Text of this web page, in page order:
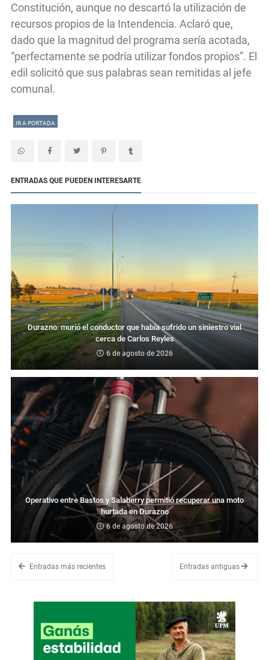
Constitución, aunque no descartó la utilización de
recursos propios de la Intendencia. Aclaró que,
dado que la magnitud del programa sería acotada,
“perfectamente se podría utilizar fondos propios”. El
edil solicitó que sus palabras sean remitidas al jefe
comunal.
IR A PORTADA
ENTRADAS QUE PUEDEN INTERESARTE
Durazno: murió el conductor que había sufrido un siniestro vial
cerca de Carlos Reyles
6 de agosto de 2026
Operativo entre Bastos y Salaberry permitió recuperar una moto
hurtada en Durazno
6 de agosto de 2026
Entradas más recientes Entradas antiguas